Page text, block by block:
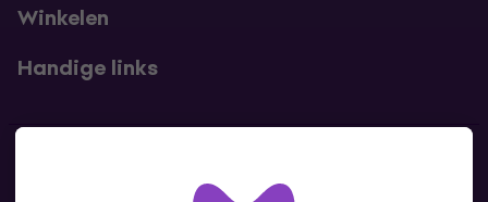
Winkelen
Handige links